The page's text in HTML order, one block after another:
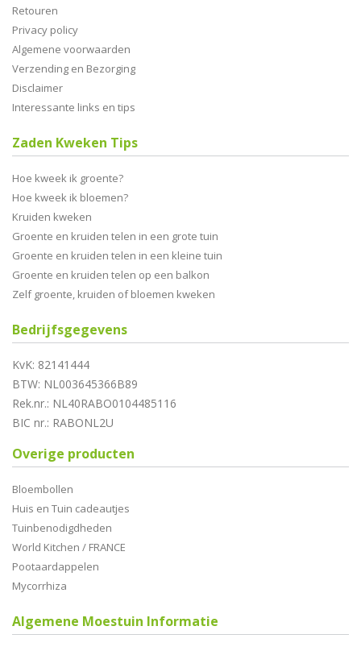
Retouren
Privacy policy
Algemene voorwaarden
Verzending en Bezorging
Disclaimer
Interessante links en tips
Zaden Kweken Tips
Hoe kweek ik groente?
Hoe kweek ik bloemen?
Kruiden kweken
Groente en kruiden telen in een grote tuin
Groente en kruiden telen in een kleine tuin
Groente en kruiden telen op een balkon
Zelf groente, kruiden of bloemen kweken
Bedrijfsgegevens
KvK: 82141444
BTW: NL003645366B89
Rek.nr.: NL40RABO0104485116
BIC nr.: RABONL2U
Overige producten
Bloembollen
Huis en Tuin cadeautjes
Tuinbenodigdheden
World Kitchen / FRANCE
Pootaardappelen
Mycorrhiza
Algemene Moestuin Informatie